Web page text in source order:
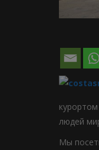
людей
Мы